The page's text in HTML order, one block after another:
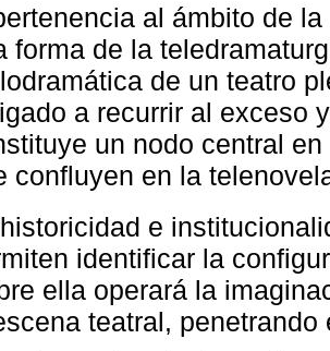
al ámbito de
forma de la
de un teatro
a recurrir al exceso
un nodo central
confluyen en la
e
identificar la
ella operará la
teatral,